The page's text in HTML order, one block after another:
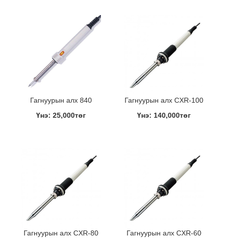
Гагнуурын алх 840
Үнэ: 25,000төг
Гагнуурын алх CXR-100
Үнэ: 140,000төг
Гагнуурын алх CXR-80
Гагнуурын алх CXR-60